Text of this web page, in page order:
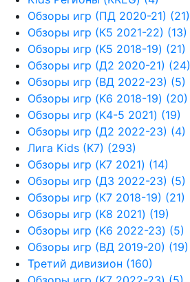
Обзоры игр (ПД 2020-21) (21)
Обзоры игр (К5 2021-22) (13)
Обзоры игр (K5 2018-19) (21)
Обзоры игр (Д2 2020-21) (24)
Обзоры игр (ВД 2022-23) (5)
Обзоры игр (K6 2018-19) (20)
Обзоры игр (K4-5 2021) (19)
Обзоры игр (Д2 2022-23) (4)
Лига Kids (K7) (293)
Обзоры игр (K7 2021) (14)
Обзоры игр (Д3 2022-23) (5)
Обзоры игр (К7 2018-19) (21)
Обзоры игр (K8 2021) (19)
Обзоры игр (K6 2022-23) (5)
Обзоры игр (ВД 2019-20) (19)
Третий дивизион (160)